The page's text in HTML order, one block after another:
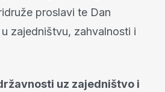
proslavi te Dan
zajedništvu, zahvalnosti i
uz zajedništvo i